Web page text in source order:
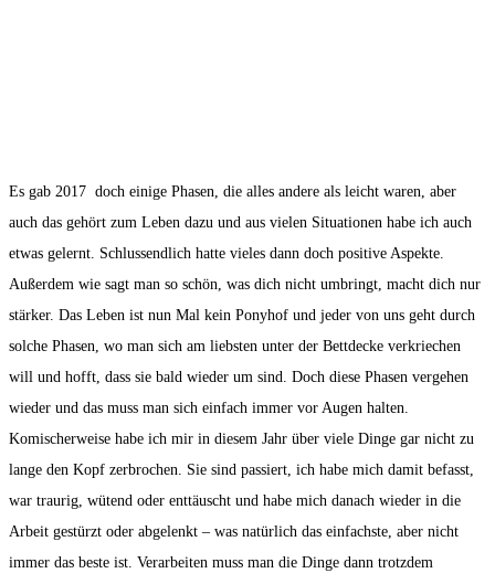
Es gab 2017 doch einige Phasen, die alles andere als leicht waren, aber
auch das gehört zum Leben dazu und aus vielen Situationen habe ich auch
etwas gelernt. Schlussendlich hatte vieles dann doch positive Aspekte.
Außerdem wie sagt man so schön, was dich nicht umbringt, macht dich nur
stärker. Das Leben ist nun Mal kein Ponyhof und jeder von uns geht durch
solche Phasen, wo man sich am liebsten unter der Bettdecke verkriechen
will und hofft, dass sie bald wieder um sind. Doch diese Phasen vergehen
wieder und das muss man sich einfach immer vor Augen halten.
Komischerweise habe ich mir in diesem Jahr über viele Dinge gar nicht zu
lange den Kopf zerbrochen. Sie sind passiert, ich habe mich damit befasst,
war traurig, wütend oder enttäuscht und habe mich danach wieder in die
Arbeit gestürzt oder abgelenkt – was natürlich das einfachste, aber nicht
immer das beste ist. Verarbeiten muss man die Dinge dann trotzdem